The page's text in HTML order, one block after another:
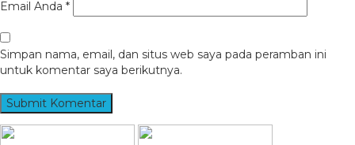
Email Anda *
Simpan nama, email, dan situs web saya pada peramban ini
untuk komentar saya berikutnya.